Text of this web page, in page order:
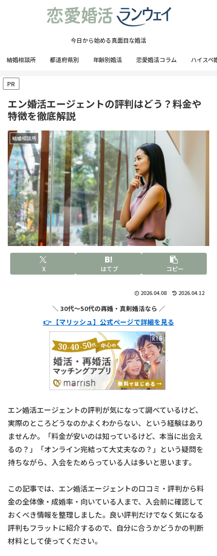
今日から始める真面目な婚活
結婚相談所 都道府県別 年齢別婚活 恋愛婚活コラム ハイスペ
PR
エン婚活エージェントの評判はどう？料金や
特徴を徹底解説
結婚相談所
X はてブ コピー
2026.04.08 2026.04.12
＼ 30代〜50代の再婚・真剣婚活なら ／
👉 【マリッシュ】公式ページで詳細を見る
エン婚活エージェントの評判が気になって調べているけど、
実際のところどうなのかよくわからない、という経験はあり
ませんか。「料金が安いのは知っているけど、本当に出会え
るの？」「オンライン完結って大丈夫なの？」という疑問を
持ちながら、入会をためらっている人は多いと思います。
この記事では、エン婚活エージェントの口コミ・評判から料
金の全体像・成婚率・向いている人まで、入会前に確認して
おくべき情報を整理しました。良い評判だけでなく気になる
評判もフラットに紹介するので、自分に合うかどうかの判断
材料として使ってください。